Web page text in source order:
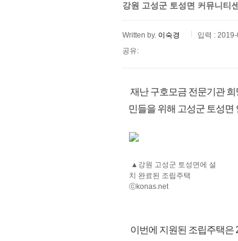
강원 고성군 토성면 커뮤니티
Written by. 이숙경
입력 :
공유:
재난 구호모금 전문기관
민들을 위해 고성군 토성
▲강원 고성군 토성면에 설
치 완료된 조립주택
ⓒkonas.net
이번에 지원된 조립주택은